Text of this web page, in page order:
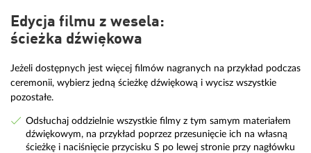
Edycja filmu z wesela:
ścieżka dźwiękowa
Jeżeli dostępnych jest więcej filmów nagranych na przykład podczas
ceremonii, wybierz jedną ścieżkę dźwiękową i wycisz wszystkie
pozostałe.
Odsłuchaj oddzielnie wszystkie filmy z tym samym materiałem
dźwiękowym, na przykład poprzez przesunięcie ich na własną
ścieżkę i naciśnięcie przycisku S po lewej stronie przy nagłówku